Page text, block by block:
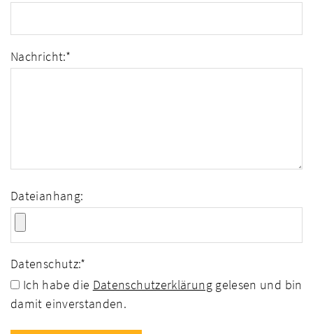
Nachricht:*
Dateianhang:
Datenschutz:*
Ich habe die Datenschutzerklärunggelesen und bin
damit einverstanden.